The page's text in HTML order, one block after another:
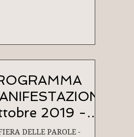
2019 -
2020
DELLE PAROLE -